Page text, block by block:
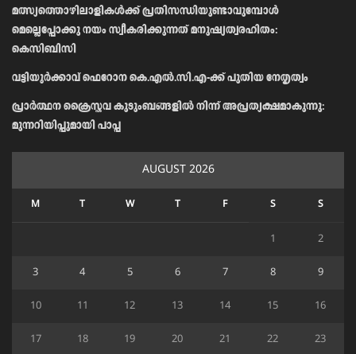
മത്സ്യത്തൊഴിലാളികള്‍ക്ക് പ്രതിസന്ധിയുണ്ടാവുമ്പോള്‍
മെല്ലെപ്പോക്കു നയം സ്വീകരിക്കുന്നത് മനുഷ്യത്വരഹിതം:
കെസിബിസി
വട്ടിയൂർക്കാവ് ഫെറോന കെ.എൽ.സി.എ-ക്ക് പുതിയ നേതൃത്വം
പ്രാര്‍ത്ഥന ക്രൈസ്തവ കുടുംബങ്ങളില്‍ നിന്ന് അപ്രത്യക്ഷമാകുന്നു:
മുന്നറിയിപ്പുമായി പാപ്പ
AUGUST 2026
M T W T F S S
1 2
3 4 5 6 7 8 9
10 11 12 13 14 15 16
17 18 19 20 21 22 23